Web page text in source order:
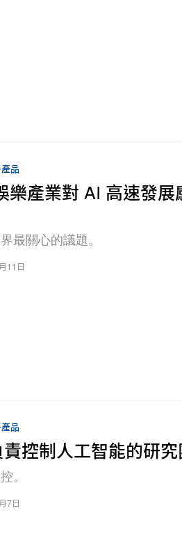
品
樂產業對 AI 高速發展
最關心的議題。
11日
品
控制人工智能的研
。
7日